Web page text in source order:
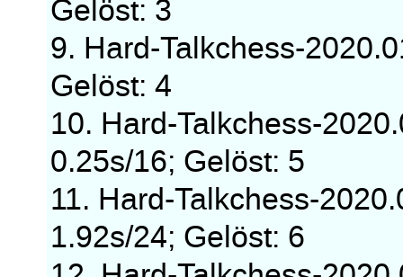
Gelöst: 3
9. Hard-Talkchess-
Gelöst: 4
10. Hard-Talkchess-
0.25s/16; Gelöst: 5
11. Hard-Talkchess-
1.92s/24; Gelöst: 6